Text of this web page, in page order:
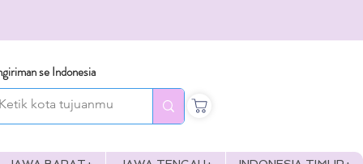
se Indonesia